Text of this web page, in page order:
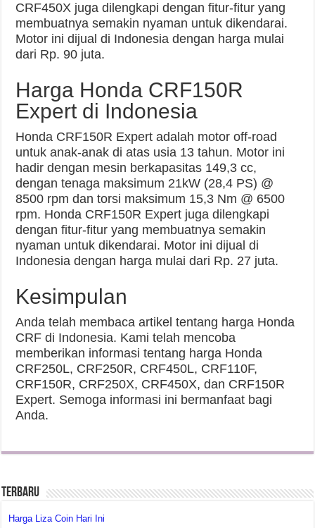
CRF450X juga dilengkapi dengan fitur-fitur yang
membuatnya semakin nyaman untuk dikendarai.
Motor ini dijual di Indonesia dengan harga mulai
dari Rp. 90 juta.
Harga Honda CRF150R
Expert di Indonesia
Honda CRF150R Expert adalah motor off-road
untuk anak-anak di atas usia 13 tahun. Motor ini
hadir dengan mesin berkapasitas 149,3 cc,
dengan tenaga maksimum 21kW (28,4 PS) @
8500 rpm dan torsi maksimum 15,3 Nm @ 6500
rpm. Honda CRF150R Expert juga dilengkapi
dengan fitur-fitur yang membuatnya semakin
nyaman untuk dikendarai. Motor ini dijual di
Indonesia dengan harga mulai dari Rp. 27 juta.
Kesimpulan
Anda telah membaca artikel tentang harga Honda
CRF di Indonesia. Kami telah mencoba
memberikan informasi tentang harga Honda
CRF250L, CRF250R, CRF450L, CRF110F,
CRF150R, CRF250X, CRF450X, dan CRF150R
Expert. Semoga informasi ini bermanfaat bagi
Anda.
Terbaru
Harga Liza Coin Hari Ini